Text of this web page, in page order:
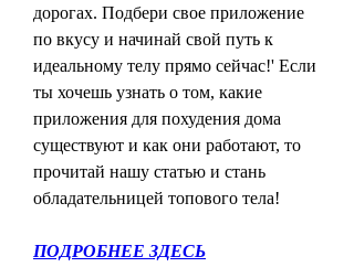
дорогах. Подбери свое приложение
по вкусу и начинай свой путь к
идеальному телу прямо сейчас!' Если
ты хочешь узнать о том, какие
приложения для похудения дома
существуют и как они работают, то
прочитай нашу статью и стань
обладательницей топового тела!
ПОДРОБНЕЕ ЗДЕСЬ